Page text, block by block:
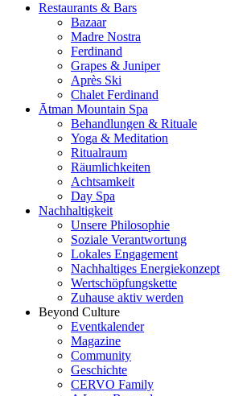
Restaurants & Bars
Bazaar
Madre Nostra
Ferdinand
Grapes & Juniper
Après Ski
Chalet Ferdinand
Ātman Mountain Spa
Behandlungen & Rituale
Yoga & Meditation
Ritualraum
Räumlichkeiten
Achtsamkeit
Day Spa
Nachhaltigkeit
Unsere Philosophie
Soziale Verantwortung
Lokales Engagement
Nachhaltiges Energiekonzept
Wertschöpfungskette
Zuhause aktiv werden
Beyond Culture
Eventkalender
Magazine
Community
Geschichte
CERVO Family